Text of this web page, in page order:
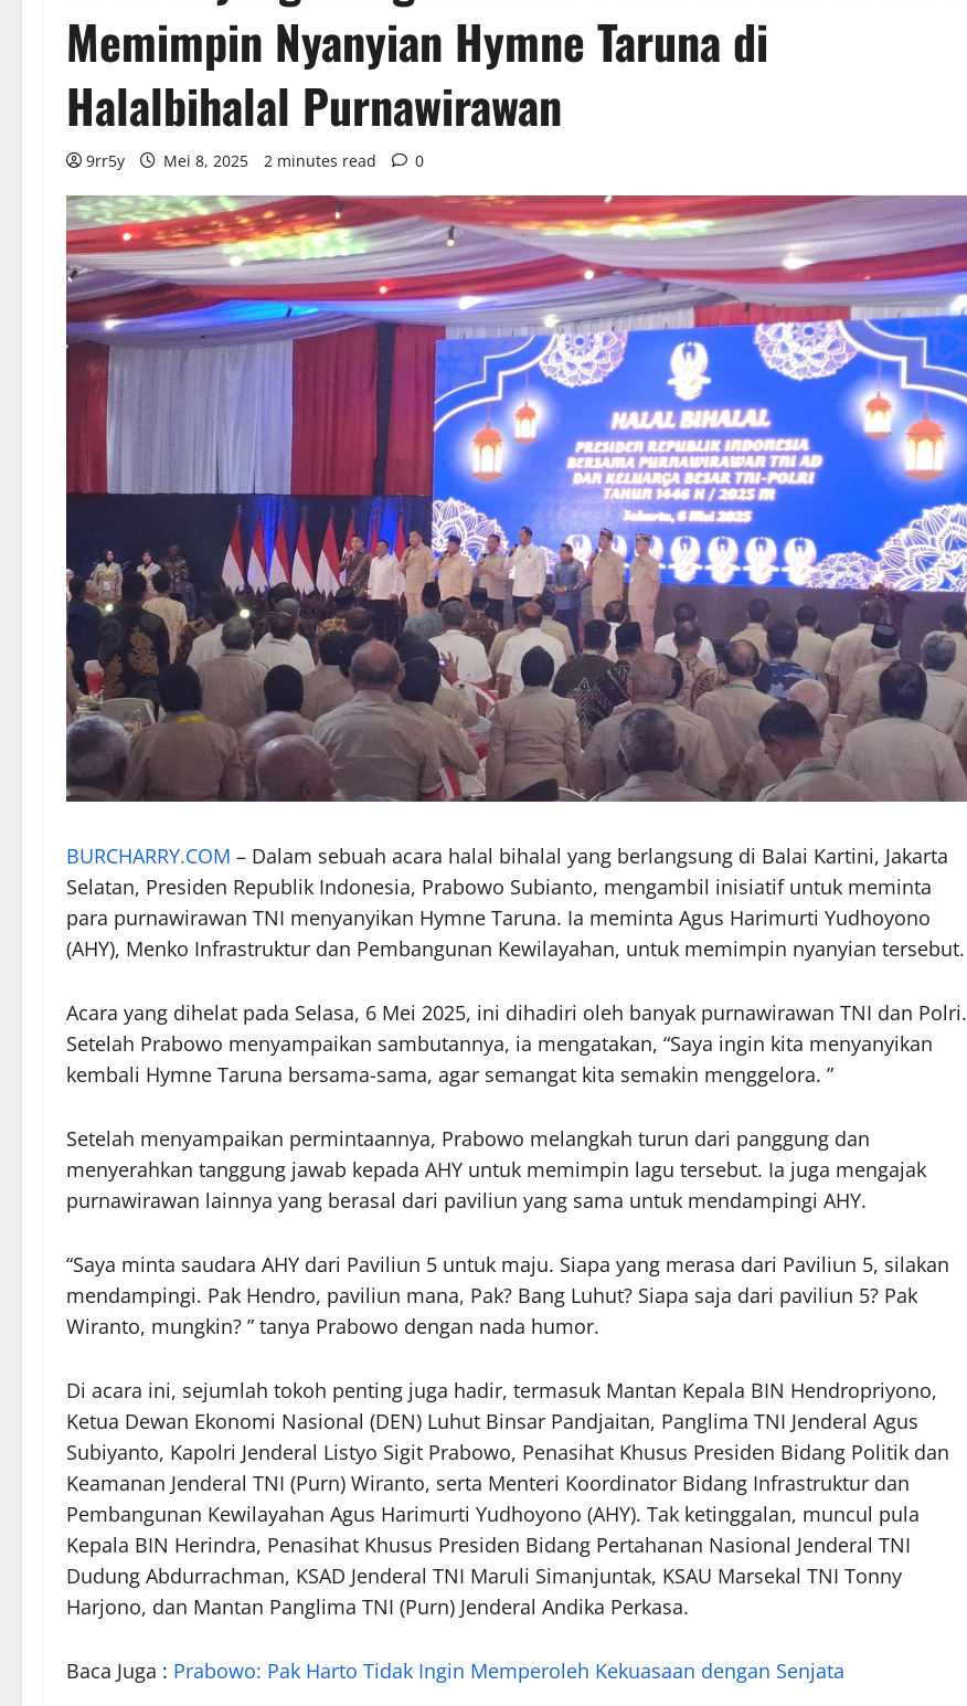
Memimpin Nyanyian Hymne Taruna di
Halalbihalal Purnawirawan
9rr5y Mei 8, 2025 2 minutes read 0
BURCHARRY.COM – Dalam sebuah acara halal bihalal yang berlangsung di Balai Kartini, Jakarta
Selatan, Presiden Republik Indonesia, Prabowo Subianto, mengambil inisiatif untuk meminta
para purnawirawan TNI menyanyikan Hymne Taruna. Ia meminta Agus Harimurti Yudhoyono
(AHY), Menko Infrastruktur dan Pembangunan Kewilayahan, untuk memimpin nyanyian tersebut.
Acara yang dihelat pada Selasa, 6 Mei 2025, ini dihadiri oleh banyak purnawirawan TNI dan Polri.
Setelah Prabowo menyampaikan sambutannya, ia mengatakan, “Saya ingin kita menyanyikan
kembali Hymne Taruna bersama-sama, agar semangat kita semakin menggelora. ”
Setelah menyampaikan permintaannya, Prabowo melangkah turun dari panggung dan
menyerahkan tanggung jawab kepada AHY untuk memimpin lagu tersebut. Ia juga mengajak
purnawirawan lainnya yang berasal dari paviliun yang sama untuk mendampingi AHY.
“Saya minta saudara AHY dari Paviliun 5 untuk maju. Siapa yang merasa dari Paviliun 5, silakan
mendampingi. Pak Hendro, paviliun mana, Pak? Bang Luhut? Siapa saja dari paviliun 5? Pak
Wiranto, mungkin? ” tanya Prabowo dengan nada humor.
Di acara ini, sejumlah tokoh penting juga hadir, termasuk Mantan Kepala BIN Hendropriyono,
Ketua Dewan Ekonomi Nasional (DEN) Luhut Binsar Pandjaitan, Panglima TNI Jenderal Agus
Subiyanto, Kapolri Jenderal Listyo Sigit Prabowo, Penasihat Khusus Presiden Bidang Politik dan
Keamanan Jenderal TNI (Purn) Wiranto, serta Menteri Koordinator Bidang Infrastruktur dan
Pembangunan Kewilayahan Agus Harimurti Yudhoyono (AHY). Tak ketinggalan, muncul pula
Kepala BIN Herindra, Penasihat Khusus Presiden Bidang Pertahanan Nasional Jenderal TNI
Dudung Abdurrachman, KSAD Jenderal TNI Maruli Simanjuntak, KSAU Marsekal TNI Tonny
Harjono, dan Mantan Panglima TNI (Purn) Jenderal Andika Perkasa.
Baca Juga : Prabowo: Pak Harto Tidak Ingin Memperoleh Kekuasaan dengan Senjata